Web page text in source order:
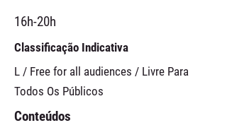
16h-20h
Classificação Indicativa
L / Free for all audiences / Livre Para
Todos Os Públicos
Conteúdos